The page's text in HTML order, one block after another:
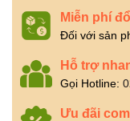
Miễn phí
Đối với sản
Hỗ trợ
Gọi Hotline:
Ưu đãi